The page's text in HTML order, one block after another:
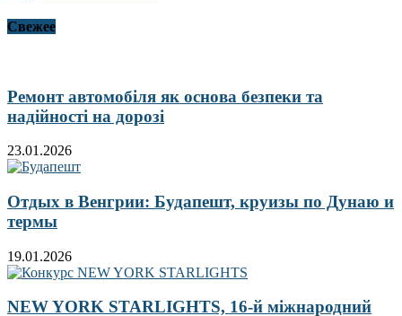
Свежее
Ремонт автомобіля як основа безпеки та
надійності на дорозі
23.01.2026
Отдых в Венгрии: Будапешт, круизы по Дунаю и
термы
19.01.2026
NEW YORK STARLIGHTS, 16-й міжнародний